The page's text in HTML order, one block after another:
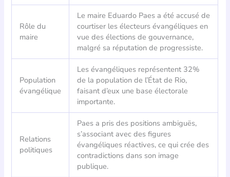
Rôle du
maire
Le maire Eduardo Paes a été accusé de
courtiser les électeurs évangéliques en
vue des élections de gouvernance,
malgré sa réputation de progressiste.
Population
évangélique
Les évangéliques représentent 32%
de la population de l’État de Rio,
faisant d’eux une base électorale
importante.
Relations
politiques
Paes a pris des positions ambiguës,
s’associant avec des figures
évangéliques réactives, ce qui crée des
contradictions dans son image
publique.